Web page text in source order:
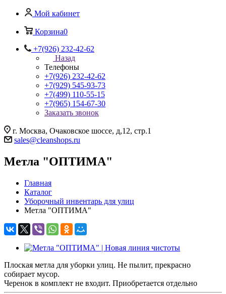
Мой кабинет
Корзина0
+7(926) 232-42-62
Назад
Телефоны
+7(926) 232-42-62
+7(929) 545-93-73
+7(499) 110-55-15
+7(965) 154-67-30
Заказать звонок
г. Москва, Очаковское шоссе, д,12, стр.1
sales@cleanshops.ru
Метла "ОПТИМА"
Главная
Каталог
Уборочный инвентарь для улиц
Метла "ОПТИМА"
Плоская метла для уборки улиц. Не пылит, прекрасно
собирает мусор.
Черенок в комплект не входит. Приобретается отдельно